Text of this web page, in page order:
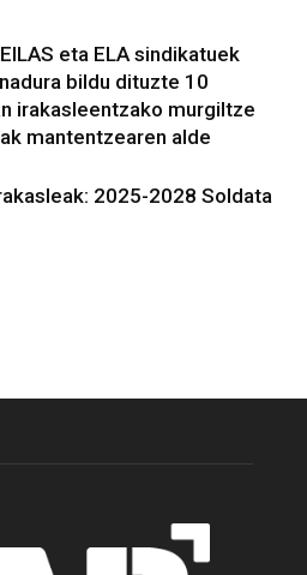
eta ELA sindikatuek
bildu dituzte 10
irakasleentzako murgiltze
mantentzearen alde
2025-2028 Soldata